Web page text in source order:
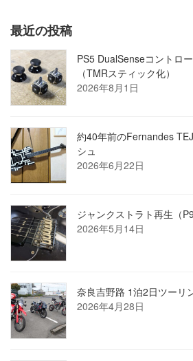
最近の投稿
PS5 DualSenseコントロ
（TMRスティック化）
2026年8月1日
約40年前のFernandes
シュ
2026年6月22日
ジャンクストラト再生（
2026年5月14日
奈良吉野路 1泊2日ツーリ
2026年4月28日